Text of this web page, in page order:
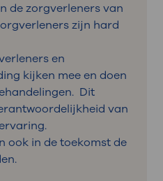
de zorgverleners van
zijn hard
en
kijken mee en doen
Dit
van
ook in de toekomst de